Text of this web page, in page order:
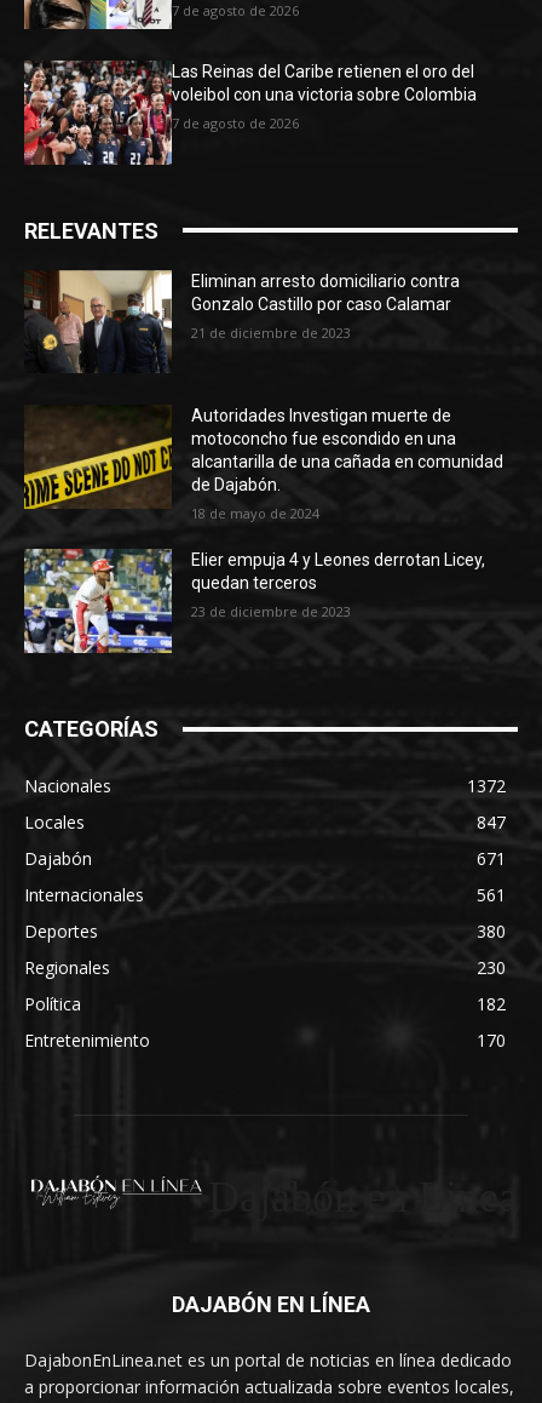
7 de agosto de 2026
Las Reinas del Caribe retienen el oro del
voleibol con una victoria sobre Colombia
7 de agosto de 2026
RELEVANTES
Eliminan arresto domiciliario contra
Gonzalo Castillo por caso Calamar
21 de diciembre de 2023
Autoridades Investigan muerte de
motoconcho fue escondido en una
alcantarilla de una cañada en comunidad
de Dajabón.
18 de mayo de 2024
Elier empuja 4 y Leones derrotan Licey,
quedan terceros
23 de diciembre de 2023
CATEGORÍAS
Nacionales
1372
Locales
847
Dajabón
671
Internacionales
561
Deportes
380
Regionales
230
Política
182
Entretenimiento
170
DAJABÓN EN LÍNEA
DajabonEnLinea.net es un portal de noticias en línea dedicado
a proporcionar información actualizada sobre eventos locales,